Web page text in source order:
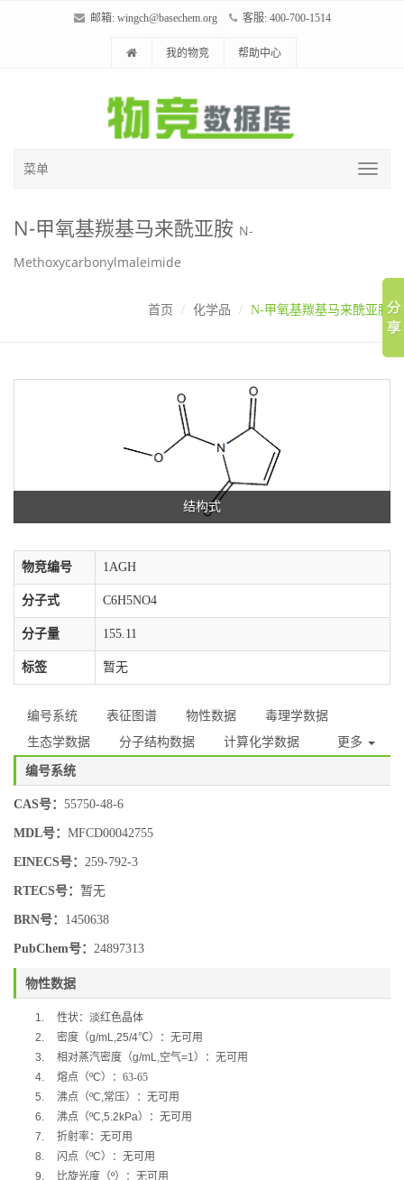
邮箱: wingch@basechem.org 客服: 400-700-1514
我的物竞 帮助中心
菜单
N-甲氧基羰基马来酰亚胺 N-
Methoxycarbonylmaleimide
首页 化学品 N-甲氧基羰基马来酰亚胺
结构式
物竞编号 1AGH
分子式 C6H5NO4
分子量 155.11
标签 暂无
编号系统 表征图谱 物性数据
毒理学数据
生态学数据
分子结构数据 计算化学数据 更多
编号系统
CAS号： 55750-48-6
MDL号： MFCD00042755
EINECS号： 259-792-3
RTECS号： 暂无
BRN号： 1450638
PubChem号： 24897313
物性数据
1.
性状：淡红色晶体
2.
密度（g/mL,25/4℃）：无可用
3.
相对蒸汽密度（g/mL,空气=1）：无可用
4.
熔点（ºC）：63-65
5.
沸点（ºC,常压）：无可用
6.
沸点（ºC,5.2kPa）：无可用
7.
折射率：无可用
8.
闪点（ºC）：无可用
9.
比旋光度（º）：无可用